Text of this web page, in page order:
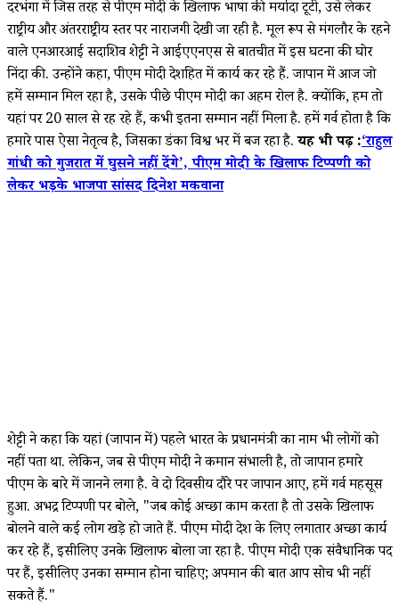
दरभंगा में जिस तरह से पीएम मोदी के खिलाफ भाषा की मर्यादा टूटी, उसे लेकर
राष्ट्रीय और अंतरराष्ट्रीय स्तर पर नाराजगी देखी जा रही है. मूल रूप से मंगलौर के रहने
वाले एनआरआई सदाशिव शेट्टी ने आईएएनएस से बातचीत में इस घटना की घोर
निंदा की. उन्होंने कहा, पीएम मोदी देशहित में कार्य कर रहे हैं. जापान में आज जो
हमें सम्मान मिल रहा है, उसके पीछे पीएम मोदी का अहम रोल है. क्योंकि, हम तो
यहां पर 20 साल से रह रहे हैं, कभी इतना सम्मान नहीं मिला है. हमें गर्व होता है कि
हमारे पास ऐसा नेतृत्व है, जिसका डंका विश्व भर में बज रहा है.यह भी पढ़ें :‘राहुल
गांधी को गुजरात में घुसने नहीं देंगे’, पीएम मोदी के खिलाफ टिप्पणी को
लेकर भड़के भाजपा सांसद दिनेश मकवाना
शेट्टी ने कहा कि यहां (जापान में) पहले भारत के प्रधानमंत्री का नाम भी लोगों को
नहीं पता था. लेकिन, जब से पीएम मोदी ने कमान संभाली है, तो जापान हमारे
पीएम के बारे में जानने लगा है. वे दो दिवसीय दौरे पर जापान आए, हमें गर्व महसूस
हुआ. अभद्र टिप्पणी पर बोले, "जब कोई अच्छा काम करता है तो उसके खिलाफ
बोलने वाले कई लोग खड़े हो जाते हैं. पीएम मोदी देश के लिए लगातार अच्छा कार्य
कर रहे हैं, इसीलिए उनके खिलाफ बोला जा रहा है. पीएम मोदी एक संवैधानिक पद
पर हैं, इसीलिए उनका सम्मान होना चाहिए; अपमान की बात आप सोच भी नहीं
सकते हैं."